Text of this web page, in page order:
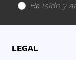
He leído y
LEGAL